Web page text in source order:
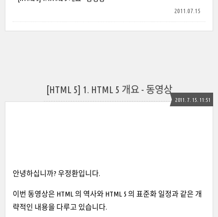
2011.07.15
[HTML 5] 1. HTML 5 개요 - 동영상
2011. 7. 15. 11:51
안녕하십니까? 우정환입니다.
이번 동영상은 HTML 의 역사와 HTML 5 의 표준화 일정과 같은 개
략적인 내용을 다루고 있습니다.